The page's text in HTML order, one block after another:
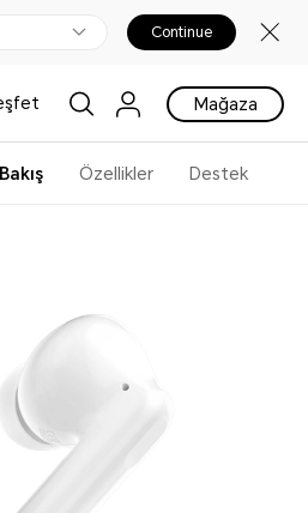
Continue
Mağaza
Özellikler Destek